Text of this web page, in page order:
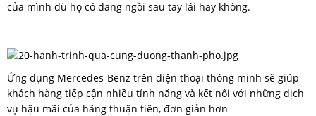
của mình dù họ có đang ngồi sau tay lái hay không.
Ứng dụng Mercedes-Benz trên điện thoại thông minh sẽ giúp
khách hàng tiếp cận nhiều tính năng và kết nối với những dịch
vụ hậu mãi của hãng thuận tiên, đơn giản hơn